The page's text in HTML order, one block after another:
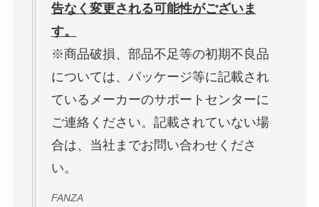
告なく変更される可能性がございま
す。
※商品破損、部品不足等の初期不良品
については、パッケージ等に記載され
ているメーカーのサポートセンターに
ご連絡ください。記載されていない場
合は、当社までお問い合わせくださ
い。
FANZA